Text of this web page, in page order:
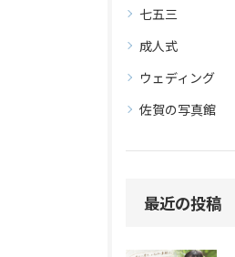
七五三
成人式
ウェディング
佐賀の写真館
最近の投稿